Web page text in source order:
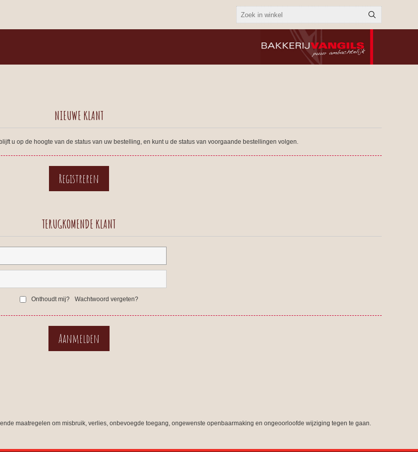
NIEUWE KLANT
u op de hoogte van de status van uw bestelling, en kunt u de status van voorgaande bestellingen volgen.
TERUGKOMENDE KLANT
Onthoudt mij? Wachtwoord vergeten?
maatregelen om misbruik, verlies, onbevoegde toegang, ongewenste openbaarmaking en ongeoorloofde wijziging tegen te gaan.